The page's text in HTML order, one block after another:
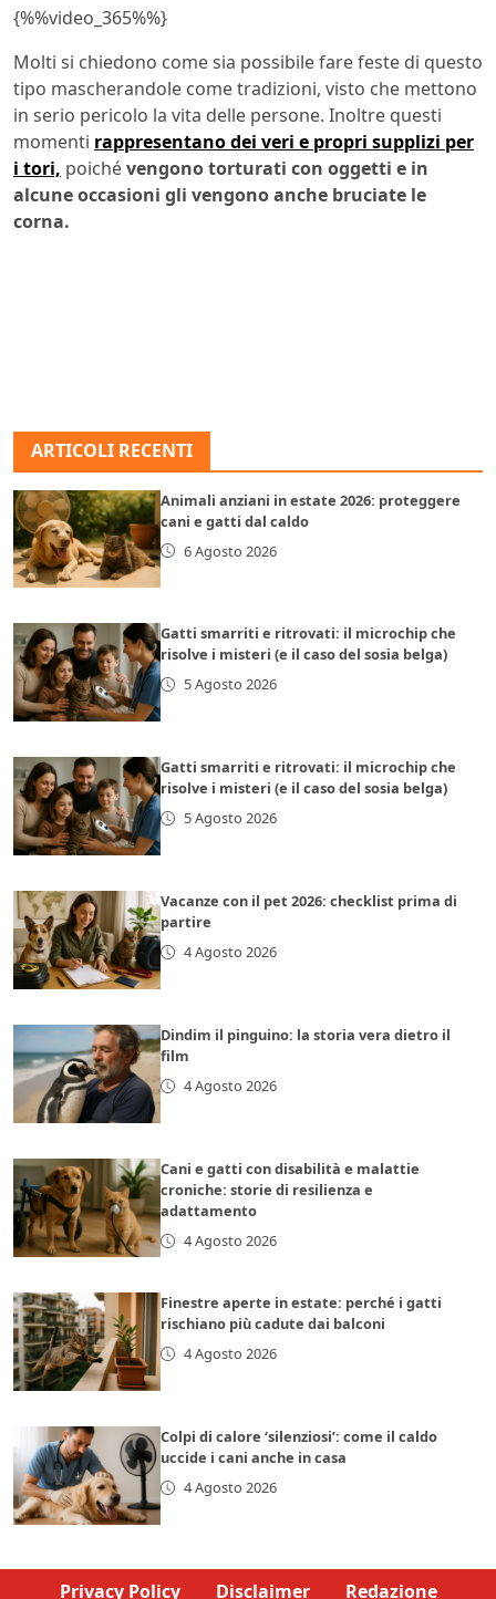
{%%video_365%%}
Molti si chiedono come sia possibile fare feste di questo
tipo mascherandole come tradizioni, visto che mettono
in serio pericolo la vita delle persone. Inoltre questi
momenti rappresentano dei veri e propri supplizi per
i tori, poichévengono torturati con oggetti e in
alcune occasioni gli vengono anche bruciate le
corna.
ARTICOLI RECENTI
Animali anziani in estate 2026: proteggere
cani e gatti dal caldo
6 Agosto 2026
Gatti smarriti e ritrovati: il microchip che
risolve i misteri (e il caso del sosia belga)
5 Agosto 2026
Gatti smarriti e ritrovati: il microchip che
risolve i misteri (e il caso del sosia belga)
5 Agosto 2026
Vacanze con il pet 2026: checklist prima di
partire
4 Agosto 2026
Dindim il pinguino: la storia vera dietro il
film
4 Agosto 2026
Cani e gatti con disabilità e malattie
croniche: storie di resilienza e
adattamento
4 Agosto 2026
Finestre aperte in estate: perché i gatti
rischiano più cadute dai balconi
4 Agosto 2026
Colpi di calore ‘silenziosi’: come il caldo
uccide i cani anche in casa
4 Agosto 2026
Privacy Policy Disclaimer Redazione